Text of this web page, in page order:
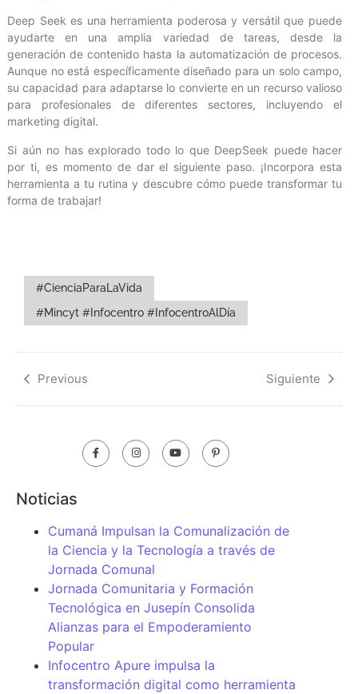
Deep Seek es una herramienta poderosa y versátil que puede
ayudarte en una amplia variedad de tareas, desde la
generación de contenido hasta la automatización de procesos.
Aunque no está específicamente diseñado para un solo campo,
su capacidad para adaptarse lo convierte en un recurso valioso
para profesionales de diferentes sectores, incluyendo el
marketing digital.
Si aún no has explorado todo lo que DeepSeek puede hacer
por ti, es momento de dar el siguiente paso. ¡Incorpora esta
herramienta a tu rutina y descubre cómo puede transformar tu
forma de trabajar!
#CienciaParaLaVida
#Mincyt #Infocentro #InfocentroAlDía
Previous Siguiente
Noticias
Cumaná Impulsan la Comunalización de
la Ciencia y la Tecnología a través de
Jornada Comunal
Jornada Comunitaria y Formación
Tecnológica en Jusepín Consolida
Alianzas para el Empoderamiento
Popular
Infocentro Apure impulsa la
transformación digital como herramienta